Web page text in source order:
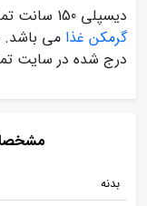
دیسپلی 150 سانت تمام اتومات تمام نگیر وینتورا یکی از انواع
گرمکن غذا می
درج شده در سایت
مشخصات
بدنه